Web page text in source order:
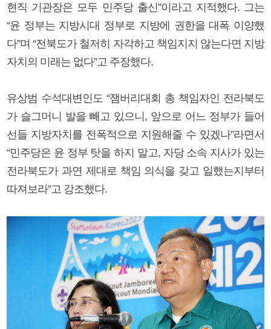
현직 기관장은 모두 민주당 출신”이라고 지적했다. 그는
“윤 정부는 지방시대 정부로 지방에 권한을 대폭 이양했
다”며 “전북도가 철저히 자각하고 책임지지 않는다면 지방
자치의 미래는 없다”고 주장했다.
유상범 수석대변인도 “잼버리대회 총 책임자인 전라북도
가 슬그머니 발을 빼고 있으니, 앞으로 어느 정부가 들어
선들 지방자치를 전폭적으로 지원해줄 수 있겠나”라면서
“민주당은 윤 정부 탓을 하지 말고, 자당 소속 지사가 있는
전라북도가 과연 제대로 책임 의식을 갖고 일했는지부터
따져보라”고 강조했다.